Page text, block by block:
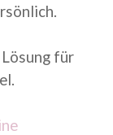
für